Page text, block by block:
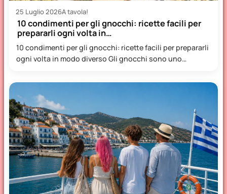
25 Luglio 2026A tavola!
10 condimenti per gli gnocchi: ricette facili per
prepararli ogni volta in…
10 condimenti per gli gnocchi: ricette facili per prepararli
ogni volta in modo diverso Gli gnocchi sono uno…